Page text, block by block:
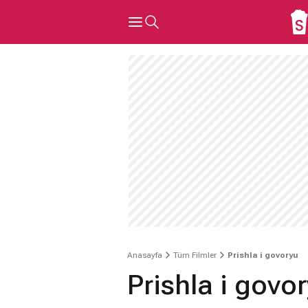
Anasayfa Tüm Filmler Prishla i govoryu
Prishla i